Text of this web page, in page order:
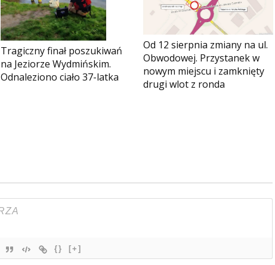
Tragiczny finał poszukiwań
na Jeziorze Wydmińskim.
Odnaleziono ciało 37-latka
Od 12 sierpnia zmiany na ul.
Obwodowej. Przystanek w
nowym miejscu i zamknięty
drugi wlot z ronda
{} [+]